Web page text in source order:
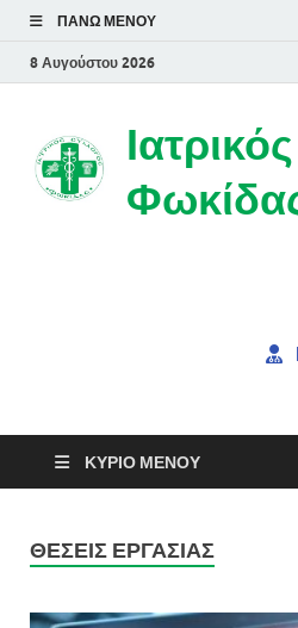
ΠΆΝΩ ΜΕΝΟΎ
8 Αυγούστου 2026
ΚΎΡΙΟ ΜΕΝΟΎ
ΘΈΣΕΙΣ ΕΡΓΑΣΊΑΣ